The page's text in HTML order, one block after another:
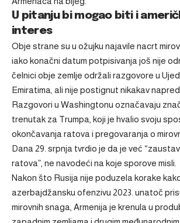
U pitanju bi mogao biti i
interes
Obje strane su u ožujku najavile nacrt
iako konačni datum potpisivanja još nije
čelnici obje zemlje održali razgovore u
Emiratima, ali nije postignut nikakav
Razgovori u Washingtonu označavaju
trenutak za Trumpa, koji je hvalio svoju
okončavanja ratova i pregovaranja o
Dana 29. srpnja tvrdio je da je već
ratova”, ne navodeći na koje sporove misli.
Nakon što Rusija nije poduzela korake
azerbajdžansku ofenzivu 2023. unatoč
mirovnih snaga, Armenija je krenula u